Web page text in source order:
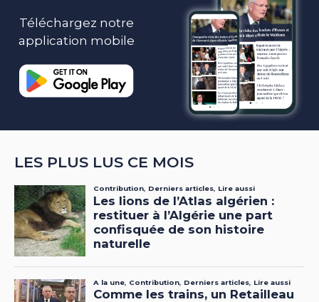
Téléchargez notre
application mobile
LES PLUS LUS CE MOIS